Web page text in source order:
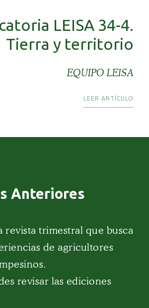
LEISA 34-4.
Tierra y territorio
EQUIPO LEISA
LEER ARTÍCULO
Anteriores
revista trimestral que busca
de agricultores
revisar las ediciones